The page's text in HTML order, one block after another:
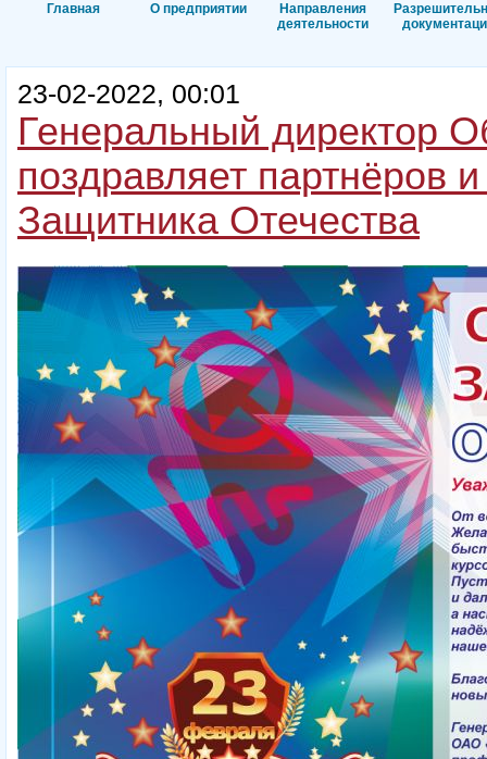
Главная О предприятии
Направления
деятельности
23-02-2022, 00:01
Генеральный директор
поздравляет партнёров
Защитника Отечества